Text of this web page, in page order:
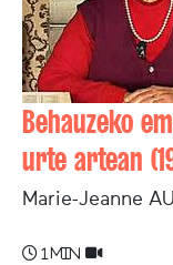
Behauzeko
urte artean
Marie-Jeanne
1 min